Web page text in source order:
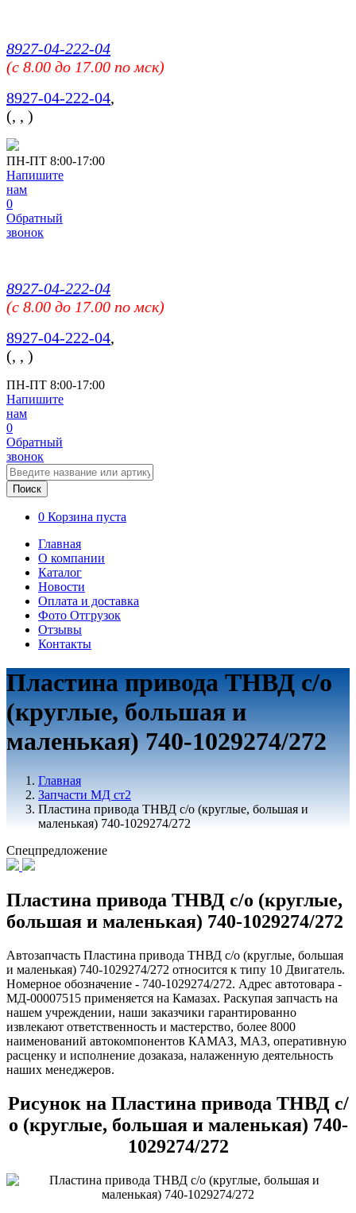
8927-04-222-04
(c 8.00 до 17.00 по мск)
8927-04-222-04,
(, , )
ПН-ПТ 8:00-17:00
Напишите
нам
0
Обратный
звонок
8927-04-222-04
(c 8.00 до 17.00 по мск)
8927-04-222-04,
(, , )
ПН-ПТ 8:00-17:00
Напишите
нам
0
Обратный
звонок
Поиск
0 Корзина пуста
Главная
О компании
Каталог
Новости
Оплата и доставка
Фото Отгрузок
Отзывы
Контакты
Пластина привода ТНВД с/о
(круглые, большая и
маленькая) 740-1029274/272
Главная
Запчасти МД ст2
Пластина привода ТНВД с/о (круглые, большая и
маленькая) 740-1029274/272
Спецпредложение
Пластина привода ТНВД с/о (круглые,
большая и маленькая) 740-1029274/272
Автозапчасть Пластина привода ТНВД с/о (круглые, большая
и маленькая) 740-1029274/272 относится к типу 10 Двигатель.
Номерное обозначение - 740-1029274/272. Адрес автотовара -
МД-00007515 применяется на Камазах. Раскупая запчасть на
нашем учреждении, наши заказчики гарантированно
извлекают ответственность и мастерство, более 8000
наименований автокомпонентов КАМАЗ, МАЗ, оперативную
расценку и исполнение дозаказа, налаженную деятельность
наших менеджеров.
Рисунок на Пластина привода ТНВД с/
о (круглые, большая и маленькая) 740-
1029274/272